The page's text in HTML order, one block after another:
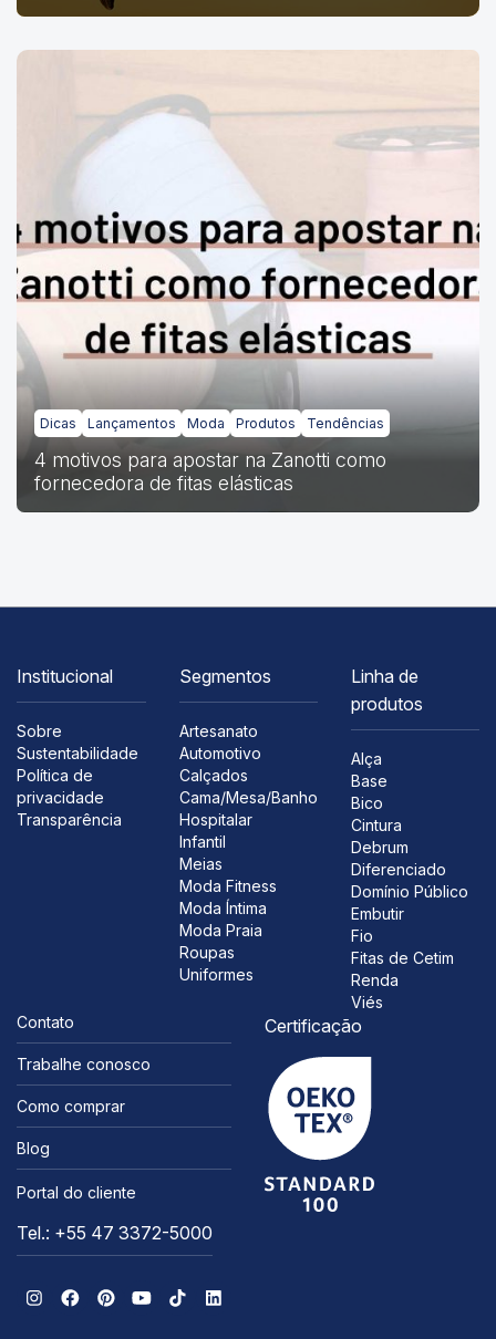
Dicas Lançamentos Moda Produtos Tendências
4 motivos para apostar na Zanotti como
fornecedora de fitas elásticas
Institucional
Sobre
Sustentabilidade
Política de
privacidade
Transparência
Segmentos
Artesanato
Automotivo
Calçados
Cama/Mesa/Banho
Hospitalar
Infantil
Meias
Moda Fitness
Moda Íntima
Moda Praia
Roupas
Uniformes
Linha de
produtos
Alça
Base
Bico
Cintura
Debrum
Diferenciado
Domínio Público
Embutir
Fio
Fitas de Cetim
Renda
Viés
Contato
Trabalhe conosco
Como comprar
Blog
Portal do cliente
Tel.: +55 47 3372-5000
Certificação